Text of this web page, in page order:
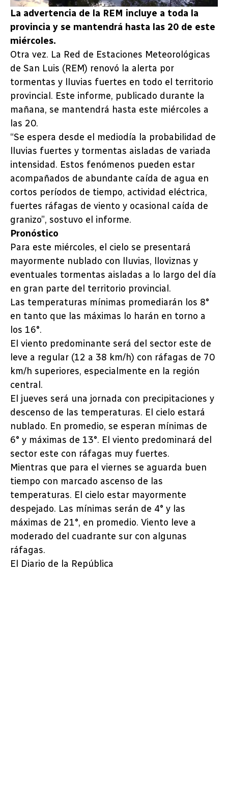
La advertencia de la REM incluye a toda la
provincia y se mantendrá hasta las 20 de este
miércoles.
Otra vez. La Red de Estaciones Meteorológicas
de San Luis (REM) renovó la alerta por
tormentas y lluvias fuertes en todo el territorio
provincial. Este informe, publicado durante la
mañana, se mantendrá hasta este miércoles a
las 20.
“Se espera desde el mediodía la probabilidad de
lluvias fuertes y tormentas aisladas de variada
intensidad. Estos fenómenos pueden estar
acompañados de abundante caída de agua en
cortos períodos de tiempo, actividad eléctrica,
fuertes ráfagas de viento y ocasional caída de
granizo”, sostuvo el informe.
Pronóstico
Para este miércoles, el cielo se presentará
mayormente nublado con lluvias, lloviznas y
eventuales tormentas aisladas a lo largo del día
en gran parte del territorio provincial.
Las temperaturas mínimas promediarán los 8°
en tanto que las máximas lo harán en torno a
los 16°.
El viento predominante será del sector este de
leve a regular (12 a 38 km/h) con ráfagas de 70
km/h superiores, especialmente en la región
central.
El jueves será una jornada con precipitaciones y
descenso de las temperaturas. El cielo estará
nublado. En promedio, se esperan mínimas de
6° y máximas de 13°. El viento predominará del
sector este con ráfagas muy fuertes.
Mientras que para el viernes se aguarda buen
tiempo con marcado ascenso de las
temperaturas. El cielo estar mayormente
despejado. Las mínimas serán de 4° y las
máximas de 21°, en promedio. Viento leve a
moderado del cuadrante sur con algunas
ráfagas.
El Diario de la República